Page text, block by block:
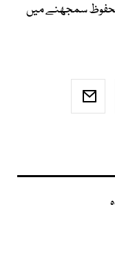
محفوظ سمجھنے میں